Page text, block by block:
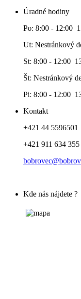
Úradné hodiny
Po: 8:00 - 12:00
Ut: Nestránkový
St: 8:00 - 12:00
Št: Nestránkový
Pi: 8:00 - 12:00
Kontakt
+421 44 5596501
+421 911 634 355
Kde nás nájdete ?